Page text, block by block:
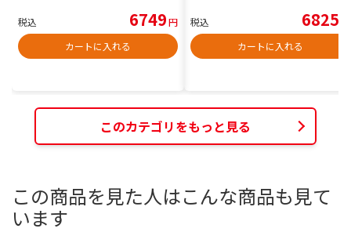
税込 6749円
カートに入れる
税込 6825
カートに入れる
このカテゴリをもっと見る
この商品を見た人はこんな商品も見て
います